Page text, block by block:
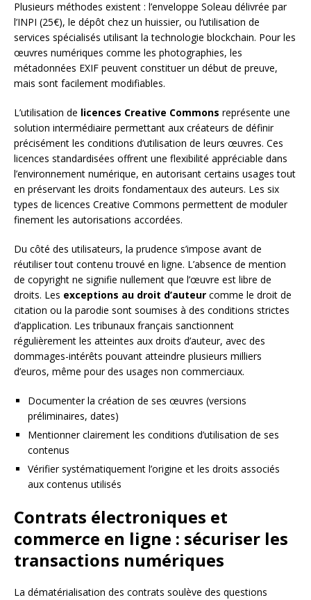
Plusieurs méthodes existent : l’enveloppe Soleau délivrée par
l’INPI (25€), le dépôt chez un huissier, ou l’utilisation de
services spécialisés utilisant la technologie blockchain. Pour les
œuvres numériques comme les photographies, les
métadonnées EXIF peuvent constituer un début de preuve,
mais sont facilement modifiables.
L’utilisation de licences Creative Commons représente une
solution intermédiaire permettant aux créateurs de définir
précisément les conditions d’utilisation de leurs œuvres. Ces
licences standardisées offrent une flexibilité appréciable dans
l’environnement numérique, en autorisant certains usages tout
en préservant les droits fondamentaux des auteurs. Les six
types de licences Creative Commons permettent de moduler
finement les autorisations accordées.
Du côté des utilisateurs, la prudence s’impose avant de
réutiliser tout contenu trouvé en ligne. L’absence de mention
de copyright ne signifie nullement que l’œuvre est libre de
droits. Les exceptions au droit d’auteur comme le droit de
citation ou la parodie sont soumises à des conditions strictes
d’application. Les tribunaux français sanctionnent
régulièrement les atteintes aux droits d’auteur, avec des
dommages-intérêts pouvant atteindre plusieurs milliers
d’euros, même pour des usages non commerciaux.
Documenter la création de ses œuvres (versions
préliminaires, dates)
Mentionner clairement les conditions d’utilisation de ses
contenus
Vérifier systématiquement l’origine et les droits associés
aux contenus utilisés
Contrats électroniques et
commerce en ligne : sécuriser les
transactions numériques
La dématérialisation des contrats soulève des questions